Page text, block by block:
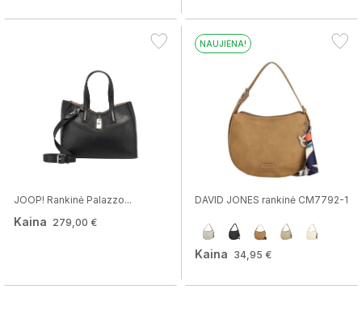
JOOP! Rankinė Palazzo...
Kaina 279,00 €
NAUJIENA!
DAVID JONES rankinė CM7792-1
Kaina 34,95 €